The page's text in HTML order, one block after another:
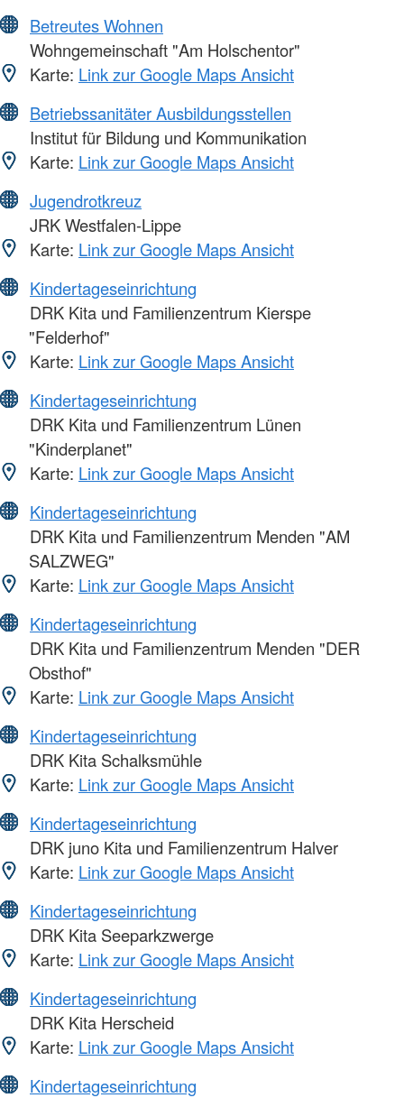
Betreutes Wohnen
Wohngemeinschaft "Am Holschentor"
Karte: Link zur Google Maps Ansicht
Betriebssanitäter Ausbildungsstellen
Institut für Bildung und Kommunikation
Karte: Link zur Google Maps Ansicht
Jugendrotkreuz
JRK Westfalen-Lippe
Karte: Link zur Google Maps Ansicht
Kindertageseinrichtung
DRK Kita und Familienzentrum Kierspe
"Felderhof"
Karte: Link zur Google Maps Ansicht
Kindertageseinrichtung
DRK Kita und Familienzentrum Lünen
"Kinderplanet"
Karte: Link zur Google Maps Ansicht
Kindertageseinrichtung
DRK Kita und Familienzentrum Menden "AM
SALZWEG"
Karte: Link zur Google Maps Ansicht
Kindertageseinrichtung
DRK Kita und Familienzentrum Menden "DER
Obsthof"
Karte: Link zur Google Maps Ansicht
Kindertageseinrichtung
DRK Kita Schalksmühle
Karte: Link zur Google Maps Ansicht
Kindertageseinrichtung
DRK juno Kita und Familienzentrum Halver
Karte: Link zur Google Maps Ansicht
Kindertageseinrichtung
DRK Kita Seeparkzwerge
Karte: Link zur Google Maps Ansicht
Kindertageseinrichtung
DRK Kita Herscheid
Karte: Link zur Google Maps Ansicht
Kindertageseinrichtung